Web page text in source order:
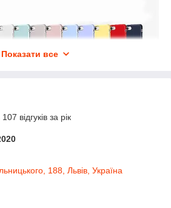
защиту телефона при
не только о корпусе, но и о дисплее
защитить его лицевую поверхность
пластина
Показати все
відгуків за рік
188, Львів, Україна